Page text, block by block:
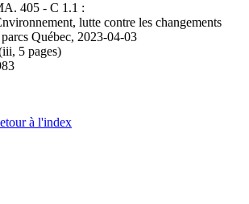
405 - C 1.1 :
lutte contre les changements
Québec, 2023-04-03
5 pages)
à l'index